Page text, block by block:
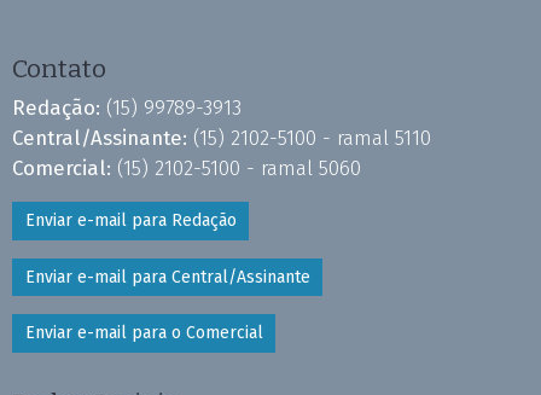
Contato
Redação: (15) 99789-3913
Central/Assinante: (15) 2102-5100 - ramal 5110
Comercial: (15) 2102-5100 - ramal 5060
Enviar e-mail para Redação
Enviar e-mail para Central/Assinante
Enviar e-mail para o Comercial